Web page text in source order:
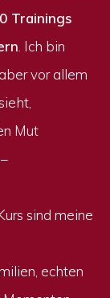
Trainings
Ich bin
vor allem
Mut
–
sind meine
echten